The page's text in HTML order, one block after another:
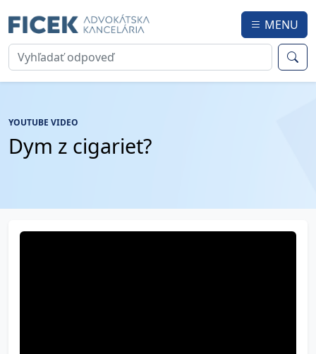
MENU
YOUTUBE VIDEO
Dym z cigariet?